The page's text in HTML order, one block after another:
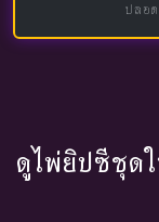
ปลอด
ดูไพ่ยิปซีชุด